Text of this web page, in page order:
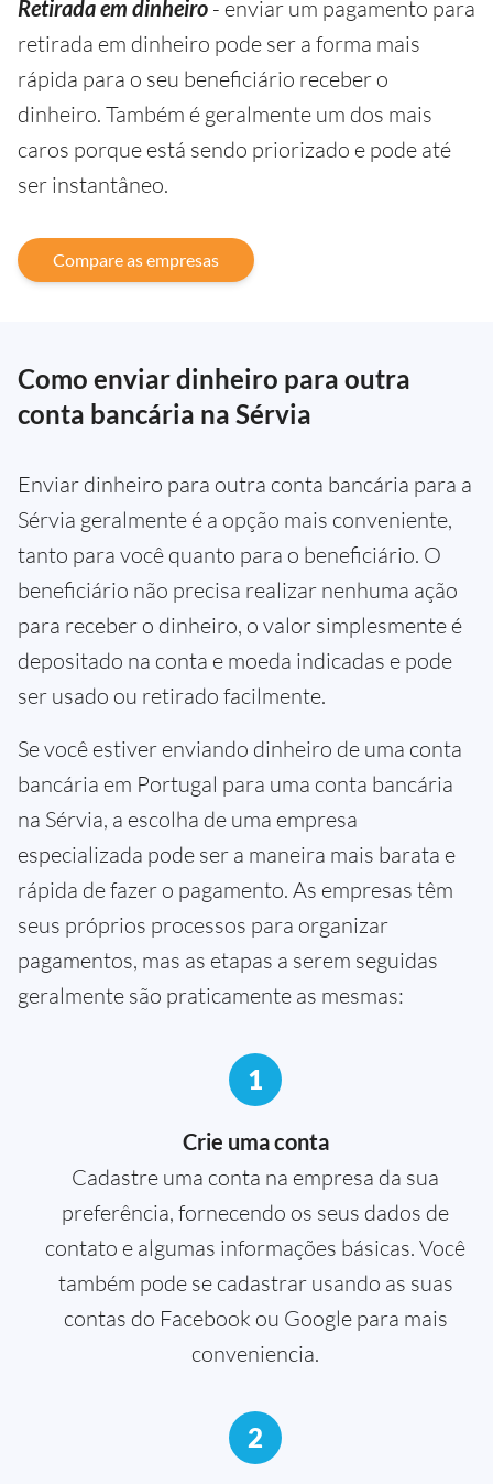
Retirada em dinheiro - enviar um pagamento para
retirada em dinheiro pode ser a forma mais
rápida para o seu beneficiário receber o
dinheiro. Também é geralmente um dos mais
caros porque está sendo priorizado e pode até
ser instantâneo.
Compare as empresas
Como enviar dinheiro para outra
conta bancária na Sérvia
Enviar dinheiro para outra conta bancária para a
Sérvia geralmente é a opção mais conveniente,
tanto para você quanto para o beneficiário. O
beneficiário não precisa realizar nenhuma ação
para receber o dinheiro, o valor simplesmente é
depositado na conta e moeda indicadas e pode
ser usado ou retirado facilmente.
Se você estiver enviando dinheiro de uma conta
bancária em Portugal para uma conta bancária
na Sérvia, a escolha de uma empresa
especializada pode ser a maneira mais barata e
rápida de fazer o pagamento. As empresas têm
seus próprios processos para organizar
pagamentos, mas as etapas a serem seguidas
geralmente são praticamente as mesmas:
1
Crie uma conta
Cadastre uma conta na empresa da sua
preferência, fornecendo os seus dados de
contato e algumas informações básicas. Você
também pode se cadastrar usando as suas
contas do Facebook ou Google para mais
conveniencia.
2